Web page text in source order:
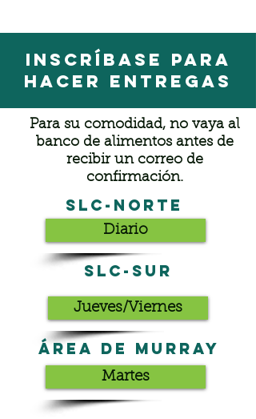
Inscríbase para
hacer entregas
Para su comodidad, no vaya al
banco de alimentos antes de
recibir un correo de
confirmación.
SLC-Norte
Diario
SLC-sur
Jueves/Viernes
Área de Murray
Martes